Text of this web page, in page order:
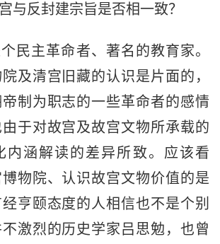
与反封建宗旨是否相一致？
民主革命者、著名的教育家。
及清宫旧藏的认识是片面的，
制为职志的一些革命者的感情
于对故宫及故宫文物所承载的
内涵解读的差异所致。应该看
物院、认识故宫文物价值的是
亨颐态度的人相信也不是个别
激烈的历史学家吕思勉，也曾